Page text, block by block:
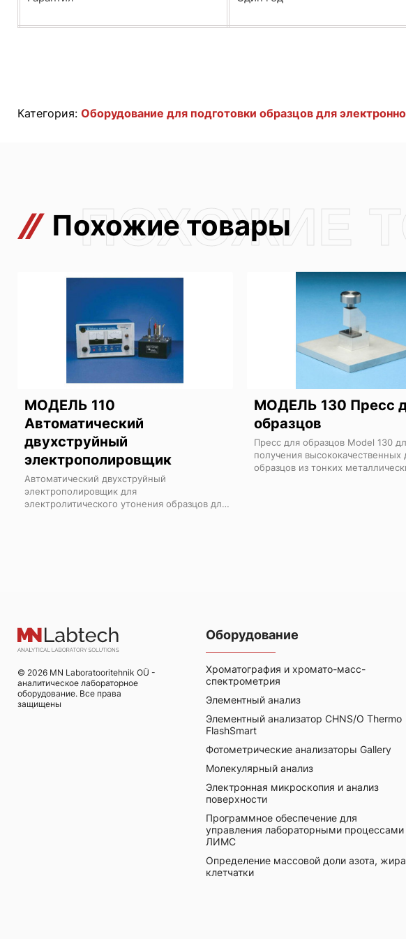
Категория: Оборудование для подготовки образцов для
Похожие товары
МОДЕЛЬ 110
Автоматический
двухструйный
электрополировщик
Автоматический двухструйный
электрополировщик для
электролитического утонения образцов для
МОДЕЛЬ 130 Пресс
образцов
Пресс для образцов Model 130
получения высококачественных
образцов из тонких
© 2026 MN Laboratooritehnik OÜ -
аналитическое лабораторное
оборудование. Все права
защищены
Оборудование
Хроматография и хромато-масс-
спектрометрия
Элементный анализ
Элементный анализатор CHNS/O Thermo
FlashSmart
Фотометрические анализаторы Gallery
Молекулярный анализ
Электронная микроскопия и анализ
поверхности
Программное обеспечение для
управления лабораторными процессами
ЛИМС
Определение массовой доли азота,
клетчатки